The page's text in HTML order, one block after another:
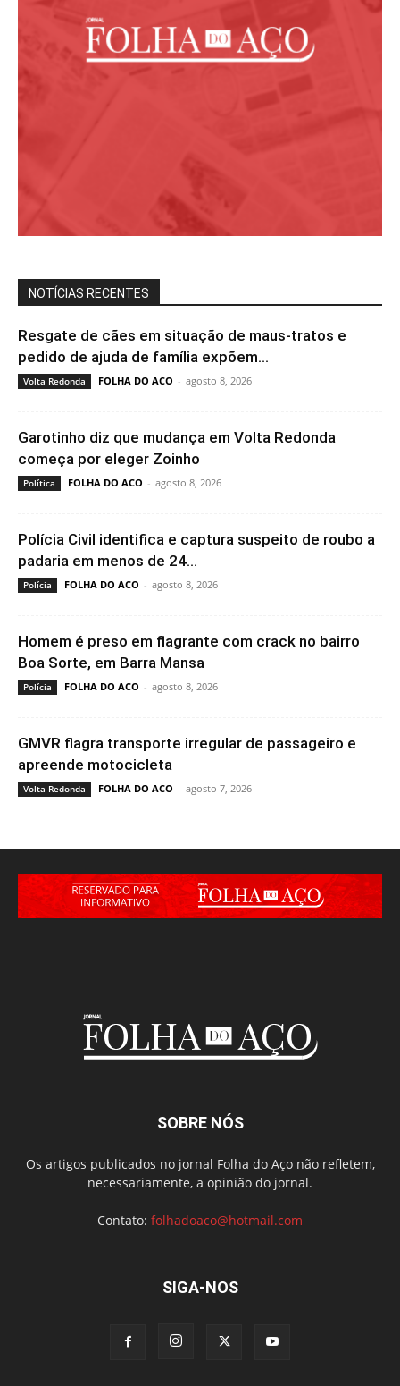
NOTÍCIAS RECENTES
Resgate de cães em situação de maus-tratos e
pedido de ajuda de família expõem...
Volta Redonda FOLHA DO ACO - agosto 8, 2026
Garotinho diz que mudança em Volta Redonda
começa por eleger Zoinho
Política FOLHA DO ACO - agosto 8, 2026
Polícia Civil identifica e captura suspeito de roubo a
padaria em menos de 24...
Polícia FOLHA DO ACO - agosto 8, 2026
Homem é preso em flagrante com crack no bairro
Boa Sorte, em Barra Mansa
Polícia FOLHA DO ACO - agosto 8, 2026
GMVR flagra transporte irregular de passageiro e
apreende motocicleta
Volta Redonda FOLHA DO ACO - agosto 7, 2026
SOBRE NÓS
Os artigos publicados no jornal Folha do Aço não refletem,
necessariamente, a opinião do jornal.
Contato: folhadoaco@hotmail.com
SIGA-NOS